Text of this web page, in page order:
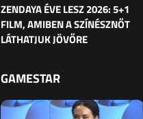
ZENDAYA ÉVE LESZ 2026: 5+1
FILM, AMIBEN A SZÍNÉSZNŐT
LÁTHATJUK JÖVŐRE
GAMESTAR